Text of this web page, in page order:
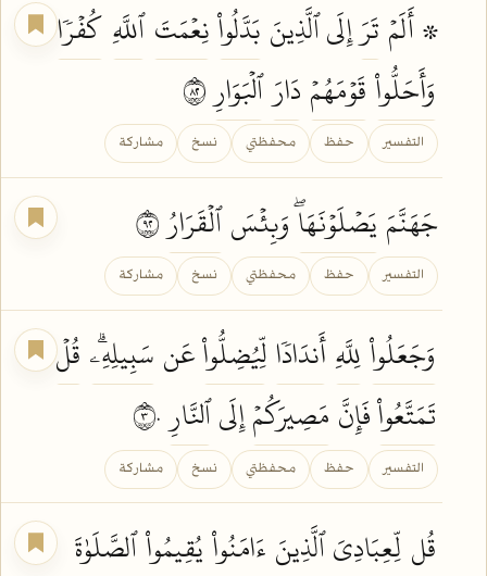
۞ أَلَمۡ تَرَإِلَى ٱلَّذِينَ بَدَّلُواْنِعۡمَتَ ٱللَّهِ كُفۡرٗا
وَأَحَلُّواْ قَوۡمَهُمۡ دَارَ ٱلۡبَوَارِ
التفسير حفظ محفظتي نسخ مشاركة
جَهَنَّمَ يَصۡلَوۡنَهَاۖوَبِئۡسَٱلۡقَرَارُ
التفسير حفظ محفظتي نسخ مشاركة
وَجَعَلُواْلِلَّهِأَندَادٗالِّيُضِلُّواْعَن سَبِيلِهِۦۗ قُلۡ
تَمَتَّعُواْفَإِنَّ مَصِيرَكُمۡإِلَىٱلنَّارِ٣٠
التفسير حفظ محفظتي نسخ مشاركة
قُل لِّعِبَادِيَٱلَّذِينَ ءَامَنُواْيُقِيمُواْٱلصَّلَوٰةَ